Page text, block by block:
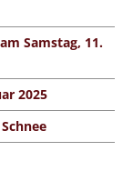
Samstag, 11.
2025